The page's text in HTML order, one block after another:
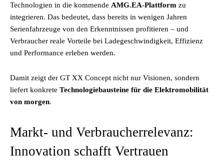
Technologien in die kommende AMG.EA-Plattform zu
integrieren. Das bedeutet, dass bereits in wenigen Jahren
Serienfahrzeuge von den Erkenntnissen profitieren – und
Verbraucher reale Vorteile bei Ladegeschwindigkeit, Effizienz
und Performance erleben werden.
Damit zeigt der GT XX Concept nicht nur Visionen, sondern
liefert konkrete Technologiebausteine für die Elektromobilität
von morgen.
Markt- und Verbraucherrelevanz:
Innovation schafft Vertrauen